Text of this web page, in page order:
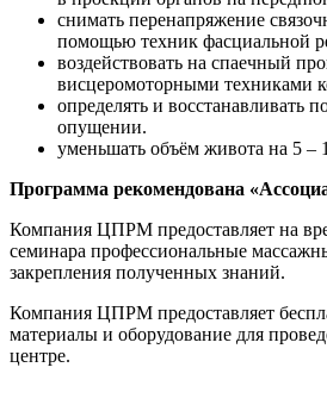
снимать перенапряжение
помощью техник фасциальной
воздействовать на спаечный
висцеромоторными техниками
определять и восстанавливать
опущении.
уменьшать объём живота на 5 –
Программа рекомендована
Компания ЦПРМ предоставляет на
семинара профессиональные
закрепления полученных знаний.
Компания ЦПРМ предоставляет
материалы и оборудование для
центре.